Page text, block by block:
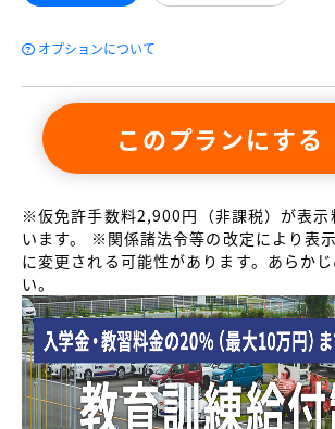
オプションについて
このプランにする
※仮免許手数料2,900円（非課税）が表示
います。 ※関係諸法令等の改定により表
に変更される可能性があります。あらか
い。